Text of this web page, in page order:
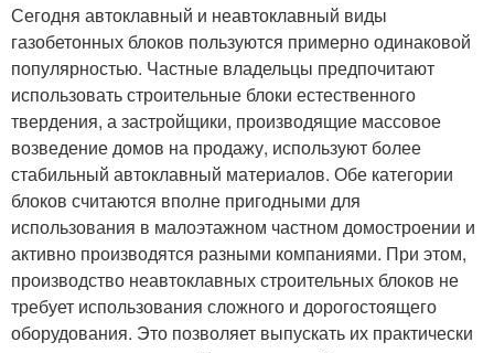
Сегодня автоклавный и неавтоклавный виды
газобетонных блоков пользуются примерно одинаковой
популярностью. Частные владельцы предпочитают
использовать строительные блоки естественного
твердения, а застройщики, производящие массовое
возведение домов на продажу, используют более
стабильный автоклавный материалов. Обе категории
блоков считаются вполне пригодными для
использования в малоэтажном частном домостроении и
активно производятся разными компаниями. При этом,
производство неавтоклавных строительных блоков не
требует использования сложного и дорогостоящего
оборудования. Это позволяет выпускать их практически